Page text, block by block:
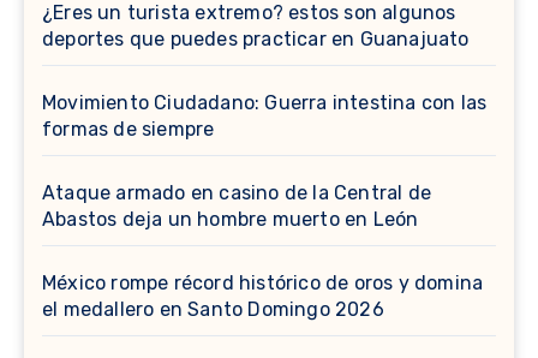
¿Eres un turista extremo? estos son algunos
deportes que puedes practicar en Guanajuato
Movimiento Ciudadano: Guerra intestina con las
formas de siempre
Ataque armado en casino de la Central de
Abastos deja un hombre muerto en León
México rompe récord histórico de oros y domina
el medallero en Santo Domingo 2026